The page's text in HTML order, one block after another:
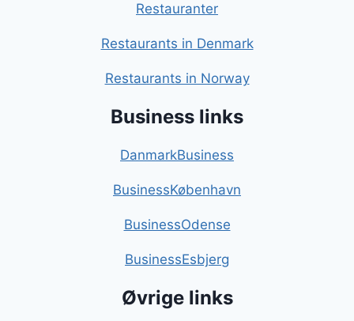
Restauranter
Restaurants in Denmark
Restaurants in Norway
Business links
DanmarkBusiness
BusinessKøbenhavn
BusinessOdense
BusinessEsbjerg
Øvrige links